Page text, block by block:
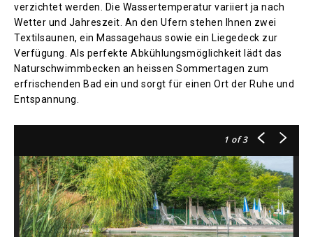
verzichtet werden. Die Wassertemperatur variiert ja nach
Wetter und Jahreszeit. An den Ufern stehen Ihnen zwei
Textilsaunen, ein Massagehaus sowie ein Liegedeck zur
Verfügung. Als perfekte Abkühlungsmöglichkeit lädt das
Naturschwimmbecken an heissen Sommertagen zum
erfrischenden Bad ein und sorgt für einen Ort der Ruhe und
Entspannung.
1 of 3